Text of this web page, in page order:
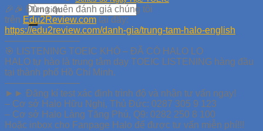
🎉 🎉 Đừng quên đánh giá chúng tôi
trên Edu2Review.com tại đây:
https://edu2review.com/danh-gia/trung-tam-halo-english
————————
🎯
LISTENING TOEIC KHÓ – ĐÃ CÓ HALO LO
HALO tự hào là trung tâm dạy TOEIC LISTENING hàng đầu
tại thành phố Hồ Chí Minh.
————————
►► Đăng kí test xác định trình độ và nhận tư vấn ngay!
– Cơ sở Halo Hữu Nghị, Thủ Đức: 0287 305 9 123
– Cơ sở Halo Làng Tăng Phú, Q9: 0282 250 8 100
Hoặc inbox cho Fanpage Halo để được tư vấn miễn phí!!!